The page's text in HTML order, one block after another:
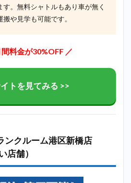
す。無料シャトルもあり車が無く
搬や見学も可能です。
間料金が30%OFF ／
トを見てみる >>
ンクルーム港区新橋店
店舗）